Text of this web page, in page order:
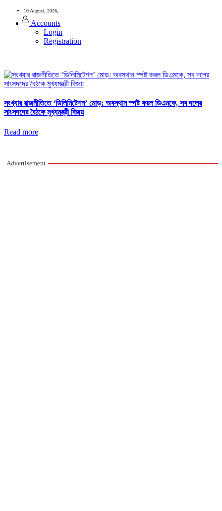
10 August, 2026,
Accounts
Login
Registration
সংখ্যার রাজনীতিতে ‘ডিলিমিটেশন’ মোড়: অবস্থান স্পষ্ট করল ডিএমকে, সব দলের
সাংসদদের বৈঠকে মুখ্যমন্ত্রী বিজয়
Read more
Advertisement